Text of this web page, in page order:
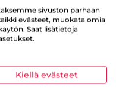
sivuston parhaan
evästeet, muokata omia
Saat lisätietoja
Kiellä evästeet